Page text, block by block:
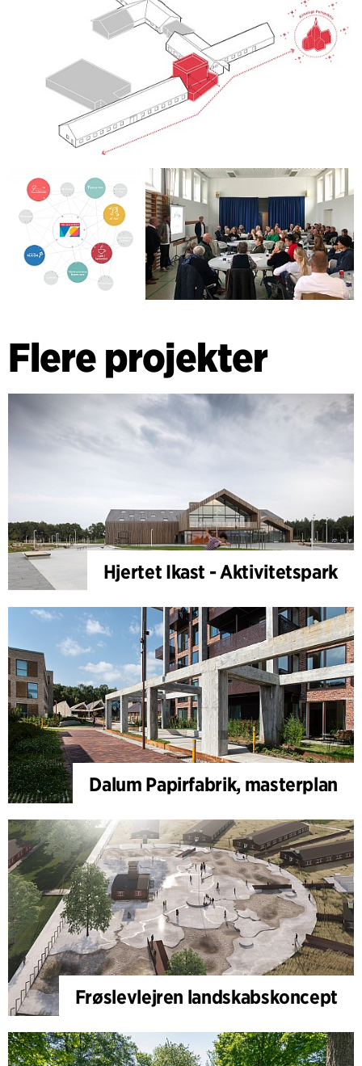
Flere projekter
Hjertet Ikast - Aktivitetspark
Dalum Papirfabrik, masterplan
Frøslevlejren landskabskoncept